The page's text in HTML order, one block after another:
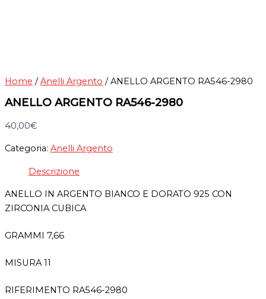
Home /Anelli Argento / ANELLO ARGENTO RA546-2980
ANELLO ARGENTO RA546-2980
40,00€
Categoria: Anelli Argento
Descrizione
ANELLO IN ARGENTO BIANCO E DORATO 925 CON
ZIRCONIA CUBICA
GRAMMI 7,66
MISURA 11
RIFERIMENTO RA546-2980